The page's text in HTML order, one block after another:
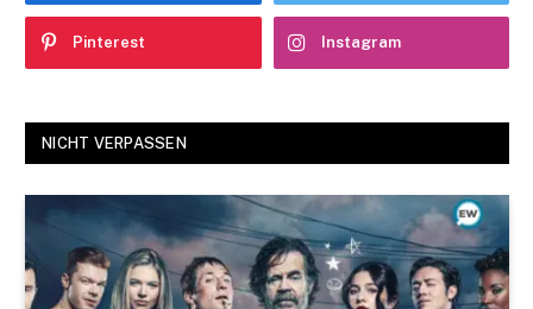
Pinterest Instagram
NICHT VERPASSEN